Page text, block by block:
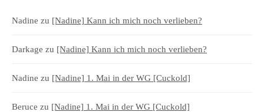
Nadine zu [Nadine] Kann ich mich noch verlieben?
Darkage zu [Nadine] Kann ich mich noch verlieben?
Nadine zu [Nadine] 1. Mai in der WG [Cuckold]
Beruce zu [Nadine] 1. Mai in der WG [Cuckold]